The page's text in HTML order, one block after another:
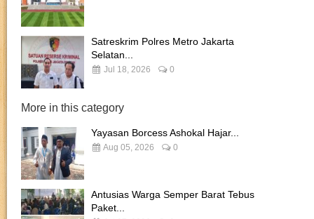
Satreskrim Polres Metro Jakarta
Selatan...
Jul 18, 2026 0
More in this category
Yayasan Borcess Ashokal Hajar...
Aug 05, 2026 0
Antusias Warga Semper Barat Tebus
Paket...